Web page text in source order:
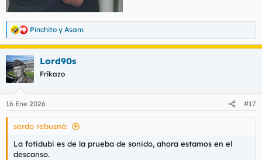
R
e
a
c
c
i
e
s
Pinchito y Asam
Lord90s
Frikazo
16 Ene 2026 #17
serdo rebuznó:
La fotidubi es de la prueba de sonido, ahora estamos en el
descanso.